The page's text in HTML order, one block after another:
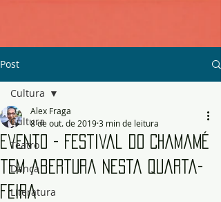
Post
Cultura
Teatro
Dança
Literatura
Cultura
Evento - Festival do Chamamé
tem abertura nesta quarta-
feira
Alex Fraga
8 de out. de 20193 min de leitura